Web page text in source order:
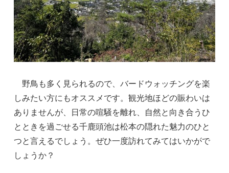
野鳥も多く見られるので、バードウォッチングを楽
しみたい方にもオススメです。観光地ほどの賑わいは
ありませんが、日常の喧騒を離れ、自然と向き合うひ
とときを過ごせる千鹿頭池は松本の隠れた魅力のひと
つと言えるでしょう。ぜひ一度訪れてみてはいかがで
しょうか？